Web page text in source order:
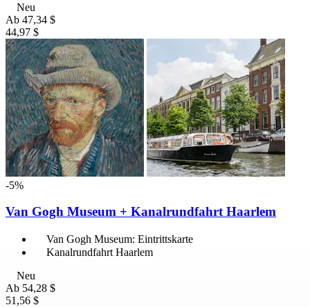
Neu
Ab 47,34 $
44,97 $
-5%
Van Gogh Museum + Kanalrundfahrt Haarlem
Van Gogh Museum: Eintrittskarte
Kanalrundfahrt Haarlem
Neu
Ab 54,28 $
51,56 $